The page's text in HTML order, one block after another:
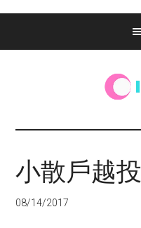
個
活
的
小散戶越
08/14/2017